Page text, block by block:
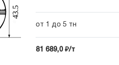
от 1 до 5 тн
81 689,0 ₽/т